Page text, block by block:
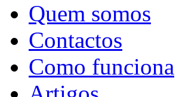
Quem somos
Contactos
Como funciona